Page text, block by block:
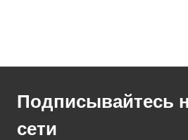
Подписывайтесь
сети